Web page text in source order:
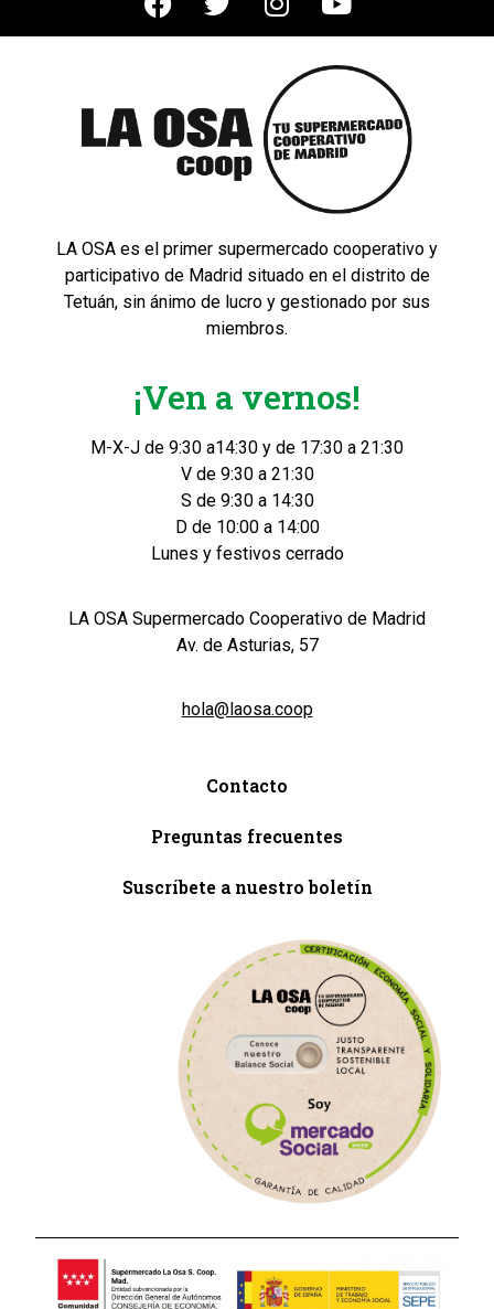
LA OSA es el primer supermercado cooperativo y
participativo de Madrid situado en el distrito de
Tetuán, sin ánimo de lucro y gestionado por sus
miembros.
¡Ven a vernos!
M-X-J de 9:30 a14:30 y de 17:30 a 21:30
V de 9:30 a 21:30
S de 9:30 a 14:30
D de 10:00 a 14:00
Lunes y festivos cerrado
LA OSA Supermercado Cooperativo de Madrid
Av. de Asturias, 57
hola@laosa.coop
Contacto
Preguntas frecuentes
Suscríbete a nuestro boletín